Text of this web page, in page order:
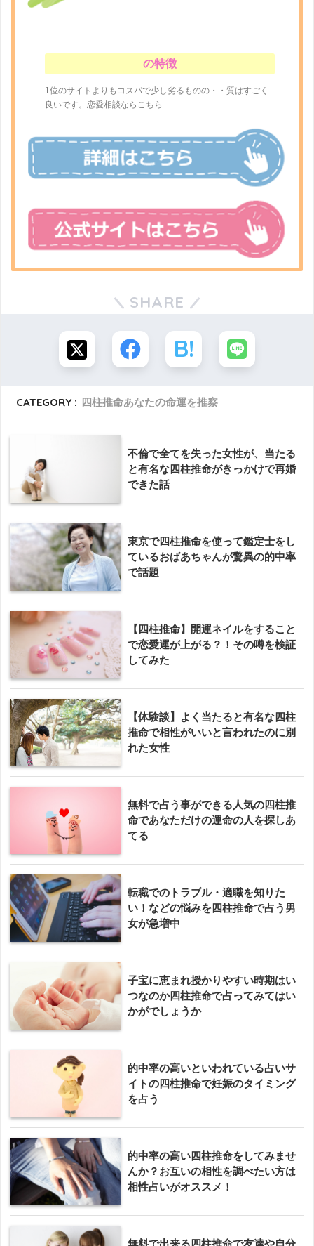
の特徴
1位のサイトよりもコスパで少し劣るものの・・質はすごく
良いです。恋愛相談ならこちら
SHARE
CATEGORY : 四柱推命あなたの命運を推察
不倫で全てを失った女性が、当たる
と有名な四柱推命がきっかけで再婚
できた話
東京で四柱推命を使って鑑定士をし
ているおばあちゃんが驚異の的中率
で話題
【四柱推命】開運ネイルをすること
で恋愛運が上がる？！その噂を検証
してみた
【体験談】よく当たると有名な四柱
推命で相性がいいと言われたのに別
れた女性
無料で占う事ができる人気の四柱推
命であなただけの運命の人を探しあ
てる
転職でのトラブル・適職を知りた
い！などの悩みを四柱推命で占う男
女が急増中
子宝に恵まれ授かりやすい時期はい
つなのか四柱推命で占ってみてはい
かがでしょうか
的中率の高いといわれている占いサ
イトの四柱推命で妊娠のタイミング
を占う
的中率の高い四柱推命をしてみませ
んか？お互いの相性を調べたい方は
相性占いがオススメ！
無料で出来る四柱推命で友達や自分